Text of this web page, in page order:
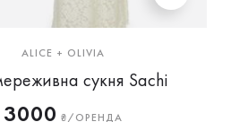
ALICE + OLIVIA
сукня Sachi
3000 ₴/ОРЕНДА